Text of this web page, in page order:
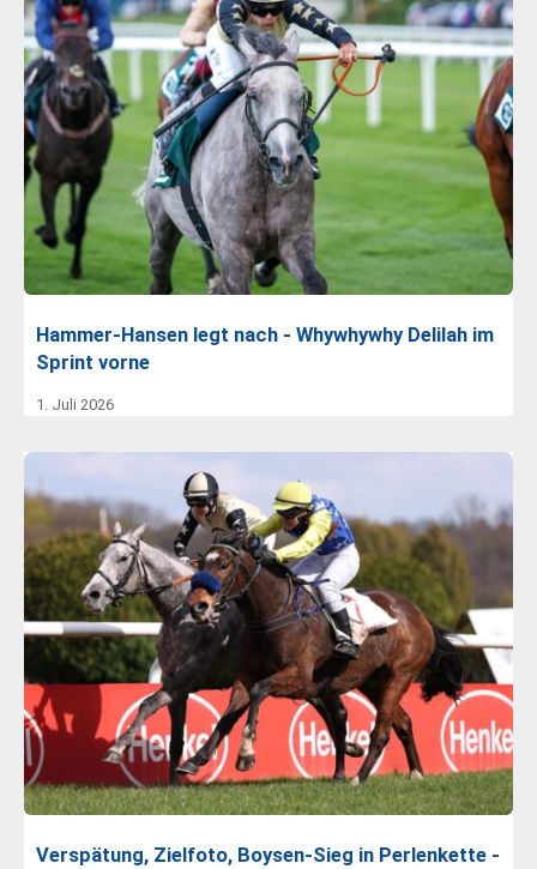
Hammer-Hansen legt nach - Whywhywhy Delilah im
Sprint vorne
1. Juli 2026
Verspätung, Zielfoto, Boysen-Sieg in Perlenkette -